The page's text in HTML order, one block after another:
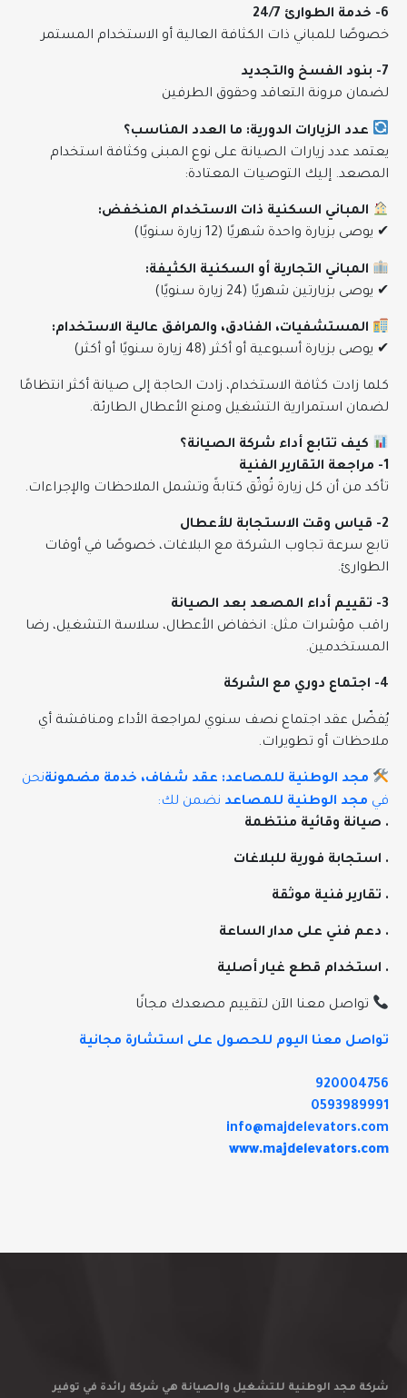
6- خدمة الطوارئ 24/7
خصوصًا للمباني ذات الكثافة العالية أو الاستخدام المستمر
7- بنود الفسخ والتجديد
لضمان مرونة التعاقد وحقوق الطرفين
عدد الزيارات الدورية: ما العدد المناسب؟
يعتمد عدد زيارات الصيانة على نوع المبنى وكثافة استخدام
المصعد. إليك التوصيات المعتادة:
المباني السكنية ذات الاستخدام المنخفض:
✔ يوصى بزيارة واحدة شهريًا (12 زيارة سنويًا)
المباني التجارية أو السكنية الكثيفة:
✔ يوصى بزيارتين شهريًا (24 زيارة سنويًا)
المستشفيات، الفنادق، والمرافق عالية الاستخدام:
✔ يوصى بزيارة أسبوعية أو أكثر (48 زيارة سنويًا أو أكثر)
كلما زادت كثافة الاستخدام، زادت الحاجة إلى صيانة أكثر انتظامًا
لضمان استمرارية التشغيل ومنع الأعطال الطارئة.
كيف تتابع أداء شركة الصيانة؟
1- مراجعة التقارير الفنية
تأكد من أن كل زيارة تُوثّق كتابةً وتشمل الملاحظات والإجراءات.
2- قياس وقت الاستجابة للأعطال
تابع سرعة تجاوب الشركة مع البلاغات، خصوصًا في أوقات
الطوارئ.
3- تقييم أداء المصعد بعد الصيانة
راقب مؤشرات مثل: انخفاض الأعطال، سلاسة التشغيل، رضا
المستخدمين.
4- اجتماع دوري مع الشركة
يُفضّل عقد اجتماع نصف سنوي لمراجعة الأداء ومناقشة أي
ملاحظات أو تطويرات.
مجد الوطنية للمصاعد: عقد شفاف، خدمة مضمونةنحن
في مجد الوطنية للمصاعد نضمن لك:
. صيانة وقائية منتظمة
. استجابة فورية للبلاغات
. تقارير فنية موثقة
. دعم فني على مدار الساعة
. استخدام قطع غيار أصلية
تواصل معنا الآن لتقييم مصعدك مجانًا
تواصل معنا اليوم للحصول على استشارة مجانية
920004756
0593989991
info@majdelevators.com
www.majdelevators.com
شركة مجد الوطنية للتشغيل والصيانة هي شركة رائدة في توفير